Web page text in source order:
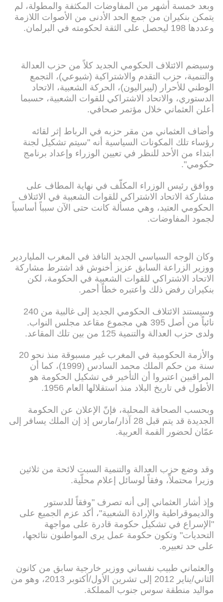
وبعد خمسة أشهر من المفاوضات المكثفة والمطولة، لم
يتمكن بنكيران من جمع الحد الأدنى من الأصوات اللازمة
وعددها 198 ليحصل على الثقة لحكومته في البرلمان.
وسيضم الائتلاف الحكومي الجديد كلاً من حزب العدالة
والتنمية، حزب التقدم والاشتراكية (شيوعي)، التجمع
الوطني للأحرار (ليبراليون)، الحركة الشعبية، الاتحاد
الدستوري، والاتحاد الاشتراكي للقوات الشعبية، حسبما
أعلن العثماني خلال مؤتمر صحافي.
وأضاف العثماني من مقر حزبه في الرباط إثر لقائه
رؤساء تلك المكونات السياسية أنه "سيتم تشكيل لجنة
ابتداء من الأحد للنظر في تعيين الوزراء وإعداد برنامج
حكومي".
ووافق رئيس الوزراء المكلّف في نهاية المطاف على
مشاركة الاتحاد الاشتراكي للقوات الشعبية في الائتلاف
الحكومي العتيد، وهي مسألة كانت حتى الآن سبباً أساسياً
لجمود المفاوضات.
وكان الوجه السياسي الجديد النافذ في المغرب الملياردير
ووزير الزراعة السابق عزيز أخنوش قد اشترط مشاركة
الاتحاد الاشتراكي للقوات الشعبية في الحكومة، لكن
بنكيران رفض ذلك واعتبره خطاً أحمر.
وسيستند الائتلاف الحكومي الجديد إلى غالبية من 240
نائباً من أصل 395 هي مجموع مقاعد مجلس النواب.
ولدى حزب العدالة والتنمية 125 من بين تلك المقاعد.
والأزمة الحكومية في المغرب غير مسبوقة منذ نحو 20
سنة من حكم الملك محمد السادس (1999)، كما أن
المراقبين اعتبروا أن التأخير في تشكيل الحكومة هو
الأطول في تاريخ البلاد منذ استقلالها العام 1956.
وبحسب الصحافة المحلية، فإنّ الإعلان عن الحكومة
الجديدة قد يتم قبل 28 آذار/مارس إذ إن الملك يسافر إلى
عمّان لحضور القمة العربية.
وقد وضع حزب العدالة والتنمية السبت لائحة من ثلاثين
وزيرا محتملاً، وفقاً لوسائل إعلام محلّية.
وإذ أشار العثماني إلى أنه تصرف "وفقاً للدستور
والديموقراطية والإرادة الشعبية"، أكد عزم الجميع على
"الإسراع في تشكيل حكومة قادرة على مواجهة
التحديات" وتكون حكومة عمل يرى المواطنون نتائجها،
على حد تعبيره.
والعثماني طبيب نفساني ووزير خارجية سابق من كانون
الثاني/يناير 2012 إلى تشرين الأول/أكتوبر 2013، وهو من
مواليد منطقة سوس جنوب المملكة.